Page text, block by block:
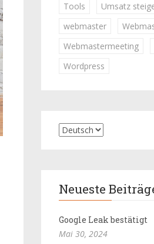
Tools
Umsatz
webmaster
Webmastermeeting
Wordpress
Neueste
Google Leak bestätigt
Mai 30, 2024